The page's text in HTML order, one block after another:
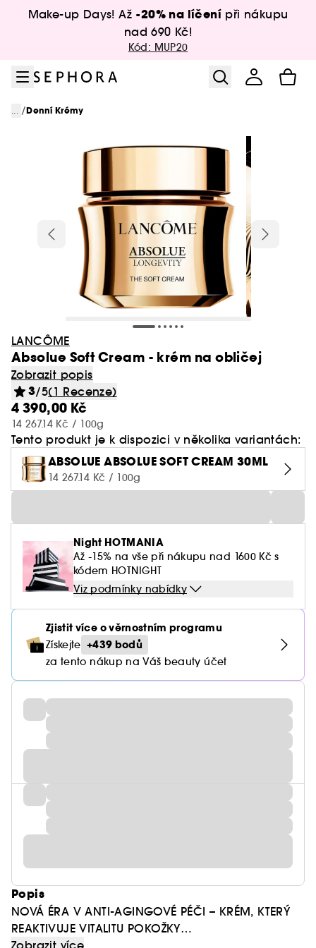
Přejít na hlavní obsah
Make-up Days! Až -20% na líčení při nákupu
nad 690 Kč!
Kód: MUP20
... /Denní Krémy
LANCÔME
Absolue Soft Cream - krém na obličej
Zobrazit popis
3/5(1 Recenze)
4 390,00 Kč
14 267.14 Kč / 100g
Tento produkt je k dispozici v několika variantách:
ABSOLUE ABSOLUE SOFT CREAM 30ML
14 267.14 Kč / 100g
Night HOTMANIA
Až -15% na vše při nákupu nad 1600 Kč s
kódem HOTNIGHT
Viz podmínky nabídky
Zjistit více o věrnostním programu
Získejte +439 bodů
za tento nákup na Váš beauty účet
Popis
NOVÁ ÉRA V ANTI-AGINGOVÉ PÉČI – KRÉM, KTERÝ
REAKTIVUJE VITALITU POKOŽKY
Zobrazit více